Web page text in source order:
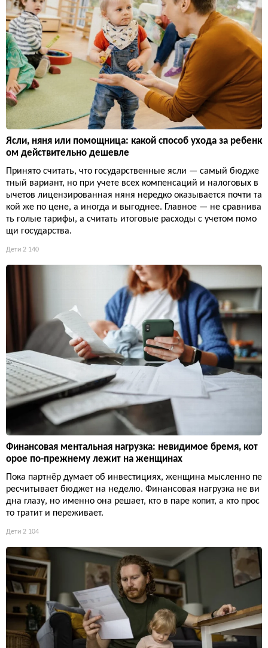
Ясли, няня или помощница: какой способ ухода за ребенк
ом действительно дешевле
Принято считать, что государственные ясли — самый бюдже
тный вариант, но при учете всех компенсаций и налоговых в
ычетов лицензированная няня нередко оказывается почти та
кой же по цене, а иногда и выгоднее. Главное — не сравнива
ть голые тарифы, а считать итоговые расходы с учетом помо
щи государства.
Дети 2 140
Финансовая ментальная нагрузка: невидимое бремя, кот
орое по-прежнему лежит на женщинах
Пока партнёр думает об инвестициях, женщина мысленно пе
ресчитывает бюджет на неделю. Финансовая нагрузка не ви
дна глазу, но именно она решает, кто в паре копит, а кто прос
то тратит и переживает.
Дети 2 104